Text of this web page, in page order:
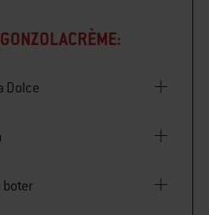
Dolce
boter